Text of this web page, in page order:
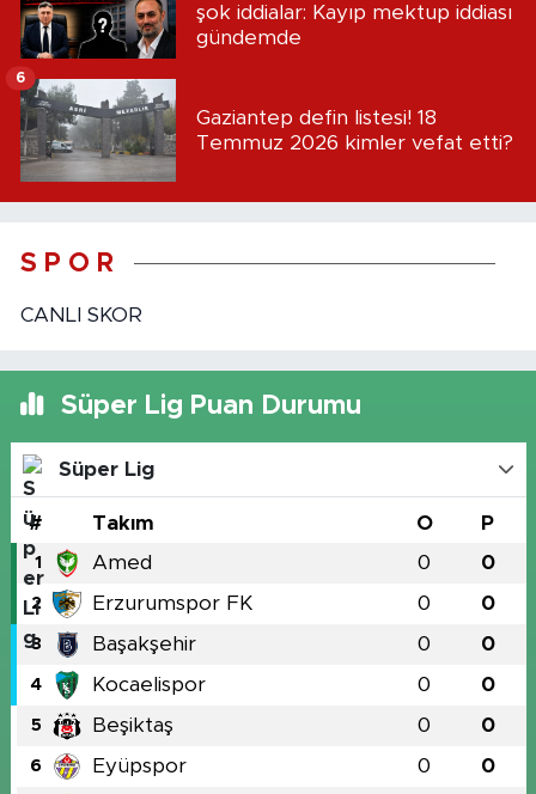
şok iddialar: Kayıp mektup iddiası
gündemde
Gaziantep defin listesi! 18
Temmuz 2026 kimler vefat etti?
6
S P O R
CANLI SKOR
Süper Lig Puan Durumu
Süper Lig
# Takım O P
1 Amed 0 0
2 Erzurumspor FK 0 0
3 Başakşehir 0 0
4 Kocaelispor 0 0
5 Beşiktaş 0 0
6 Eyüpspor 0 0